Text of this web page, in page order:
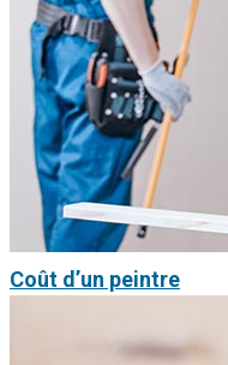
Coût d’un peintre